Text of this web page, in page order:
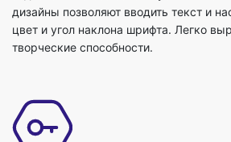
дизайны позволяют вводить текст и
цвет и угол наклона шрифта. Легко
творческие способности.